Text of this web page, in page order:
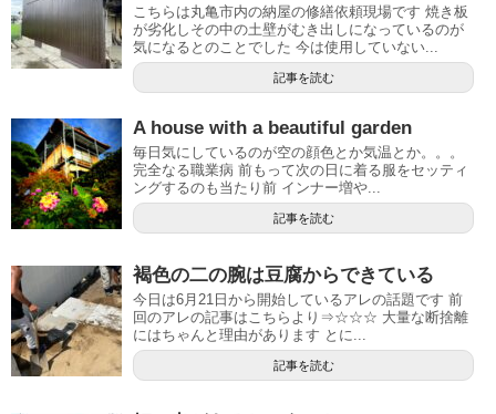
こちらは丸亀市内の納屋の修繕依頼現場です 焼き板
が劣化しその中の土壁がむき出しになっているのが
気になるとのことでした 今は使用していない...
記事を読む
A house with a beautiful garden
毎日気にしているのが空の顔色とか気温とか。。。
完全なる職業病 前もって次の日に着る服をセッティ
ングするのも当たり前 インナー増や...
記事を読む
褐色の二の腕は豆腐からできている
今日は6月21日から開始しているアレの話題です 前
回のアレの記事はこちらより⇒☆☆☆ 大量な断捨離
にはちゃんと理由があります とに...
記事を読む